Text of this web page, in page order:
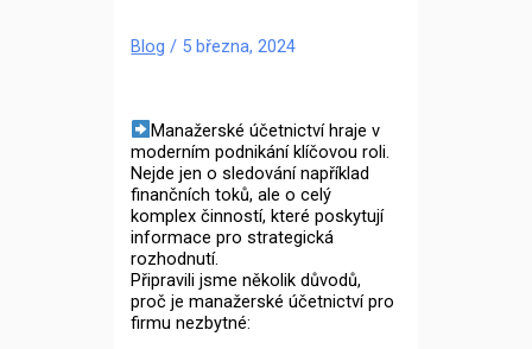
Blog / 5 března, 2024
Manažerské účetnictví hraje v
moderním podnikání klíčovou roli.
Nejde jen o sledování například
finančních toků, ale o celý
komplex činností, které poskytují
informace pro strategická
rozhodnutí.
Připravili jsme několik důvodů,
proč je manažerské účetnictví pro
firmu nezbytné: